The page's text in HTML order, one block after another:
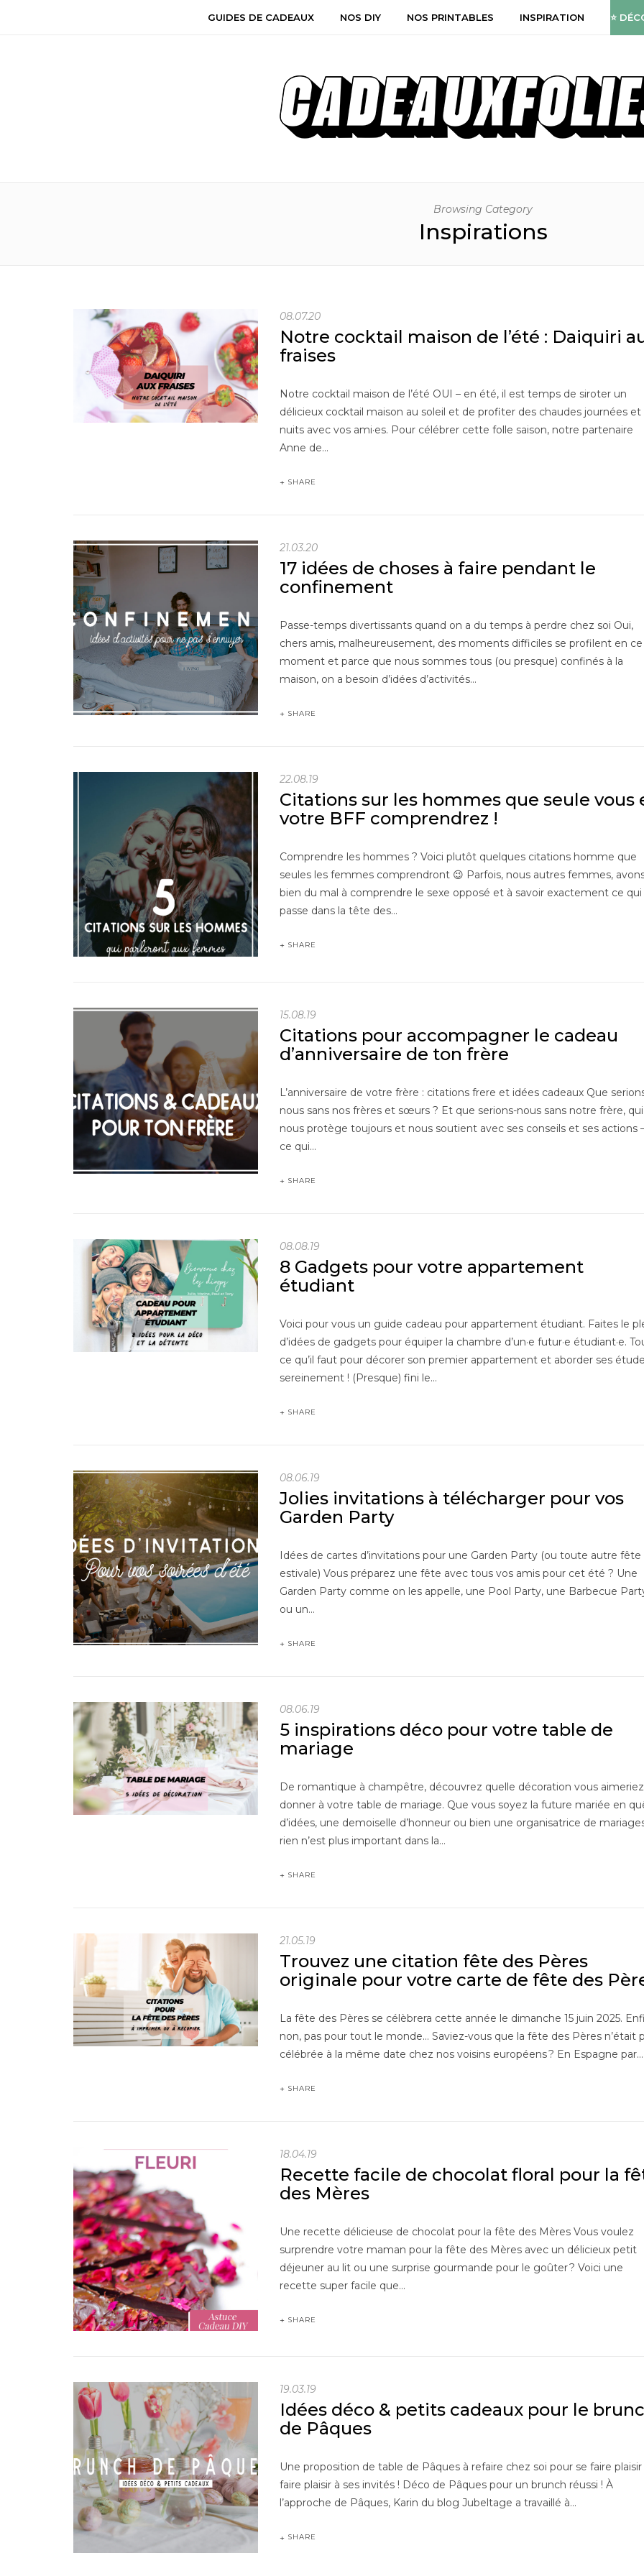
GUIDES DE CADEAUX NOS DIY NOS PRINTABLES INSPIRATION ⭐
Browsing Category
Inspirations
08.07.20
Notre cocktail maison de l’été : Daiquiri
fraises
Notre cocktail maison de l’été OUI – en été, il est temps de siroter un
délicieux cocktail maison au soleil et de profiter des chaudes journées et
nuits avec vos ami·es. Pour célébrer cette folle saison, notre partenaire
Anne de…
SHARE
21.03.20
17 idées de choses à faire pendant le
confinement
Passe-temps divertissants quand on a du temps à perdre chez soi Oui,
chers amis, malheureusement, des moments difficiles se profilent en ce
moment et parce que nous sommes tous (ou presque) confinés à la
maison, on a besoin d’idées d’activités…
SHARE
22.08.19
Citations sur les hommes que seule vous
votre BFF comprendrez !
Comprendre les hommes ? Voici plutôt quelques citations homme que
seules les femmes comprendront 😉 Parfois, nous autres femmes,
bien du mal à comprendre le sexe opposé et à savoir exactement ce qui
passe dans la tête des…
SHARE
15.08.19
Citations pour accompagner le cadeau
d’anniversaire de ton frère
L’anniversaire de votre frère : citations frere et idées cadeaux Que
nous sans nos frères et sœurs ? Et que serions-nous sans notre frère, qui
nous protège toujours et nous soutient avec ses conseils et ses actions
ce qui…
SHARE
08.08.19
8 Gadgets pour votre appartement
étudiant
Voici pour vous un guide cadeau pour appartement étudiant. Faites le
d’idées de gadgets pour équiper la chambre d’un·e futur·e étudiant·e.
ce qu’il faut pour décorer son premier appartement et aborder ses
sereinement ! (Presque) fini le…
SHARE
08.06.19
Jolies invitations à télécharger pour vos
Garden Party
Idées de cartes d’invitations pour une Garden Party (ou toute autre fête
estivale) Vous préparez une fête avec tous vos amis pour cet été ? Une
Garden Party comme on les appelle, une Pool Party, une Barbecue
ou un…
SHARE
08.06.19
5 inspirations déco pour votre table de
mariage
De romantique à champêtre, découvrez quelle décoration vous aimeriez
donner à votre table de mariage. Que vous soyez la future mariée en
d’idées, une demoiselle d’honneur ou bien une organisatrice de
rien n’est plus important dans la…
SHARE
21.05.19
Trouvez une citation fête des Pères
originale pour votre carte de fête des
La fête des Pères se célèbrera cette année le dimanche 15 juin 2025.
non, pas pour tout le monde… Saviez-vous que la fête des Pères n’était
célébrée à la même date chez nos voisins européens ? En Espagne par…
SHARE
18.04.19
Recette facile de chocolat floral pour la
des Mères
Une recette délicieuse de chocolat pour la fête des Mères Vous voulez
surprendre votre maman pour la fête des Mères avec un délicieux petit
déjeuner au lit ou une surprise gourmande pour le goûter ? Voici une
recette super facile que…
SHARE
19.03.19
Idées déco & petits cadeaux pour le
de Pâques
Une proposition de table de Pâques à refaire chez soi pour se faire
faire plaisir à ses invités ! Déco de Pâques pour un brunch réussi ! À
l’approche de Pâques, Karin du blog Jubeltage a travaillé à…
SHARE